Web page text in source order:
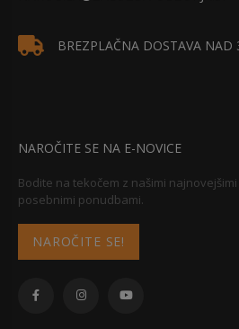
BREZPLAČNA DOSTAVA NAD
NAROČITE SE NA E-NOVICE
Bodite na tekočem z našimi
posebnimi ponudbami.
NAROČITE SE!